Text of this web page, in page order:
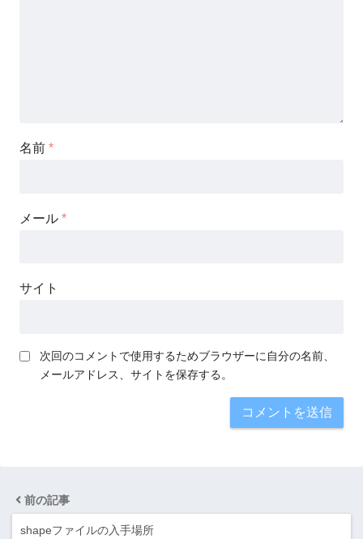
名前 *
メール *
サイト
次回のコメントで使用するためブラウザーに自分の名前、
メールアドレス、サイトを保存する。
前の記事
shapeファイルの入手場所